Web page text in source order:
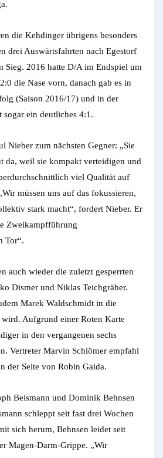
die Kehdinger übrigens besonders
drei Auswärtsfahrten nach Egestorf
Sieg. 2016 hatte D/A im Endspiel um
die Nase vorn, danach gab es in
(Saison 2016/17) und in der
sogar ein deutliches 4:1.
Nieber zum nächsten Gegner: „Sie
da, weil sie kompakt verteidigen und
viel Qualität auf
müssen uns auf das fokussieren,
stark macht“, fordert Nieber. Er
Zweikampfführung
Tor“.
auch wieder die zuletzt gesperrten
Dismer und Niklas Teichgräber.
Marek Waldschmidt in die
Aufgrund einer Roten Karte
in den vergangenen sechs
Vertreter Marvin Schlömer empfahl
der Seite von Robin Gaida.
Beismann und Dominik Behnsen
schleppt seit fast drei Wochen
sich herum, Behnsen leidet seit
Magen-Darm-Grippe. „Wir